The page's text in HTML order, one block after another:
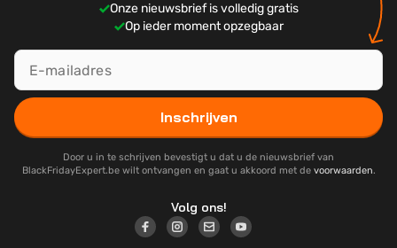
Onze nieuwsbrief is volledig gratis
Op ieder moment opzegbaar
Inschrijven
Door u in te schrijven bevestigt u dat u de nieuwsbrief van
BlackFridayExpert.be wilt ontvangen en gaat u akkoord met de voorwaarden.
Volg ons!